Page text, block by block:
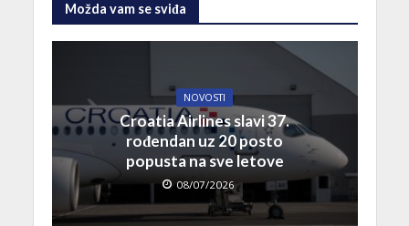
Možda vam se sviđa
NOVOSTI
Croatia Airlines slavi 37.
rođendan uz 20 posto
popusta na sve letove
08/07/2026